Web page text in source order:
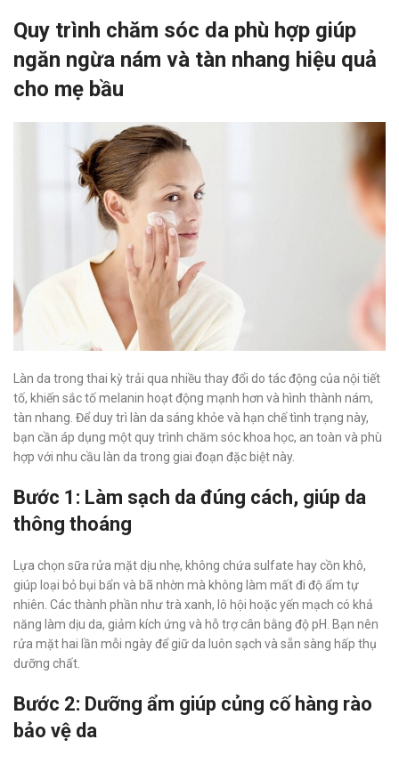
Quy trình chăm sóc da phù hợp giúp
ngăn ngừa nám và tàn nhang hiệu quả
cho mẹ bầu
Làn da trong thai kỳ trải qua nhiều thay đổi do tác động của nội tiết
tố, khiến sắc tố melanin hoạt động mạnh hơn và hình thành nám,
tàn nhang. Để duy trì làn da sáng khỏe và hạn chế tình trạng này,
bạn cần áp dụng một quy trình chăm sóc khoa học, an toàn và phù
hợp với nhu cầu làn da trong giai đoạn đặc biệt này.
Bước 1: Làm sạch da đúng cách, giúp da
thông thoáng
Lựa chọn sữa rửa mặt dịu nhẹ, không chứa sulfate hay cồn khô,
giúp loại bỏ bụi bẩn và bã nhờn mà không làm mất đi độ ẩm tự
nhiên. Các thành phần như trà xanh, lô hội hoặc yến mạch có khả
năng làm dịu da, giảm kích ứng và hỗ trợ cân bằng độ pH. Bạn nên
rửa mặt hai lần mỗi ngày để giữ da luôn sạch và sẵn sàng hấp thụ
dưỡng chất.
Bước 2: Dưỡng ẩm giúp củng cố hàng rào
bảo vệ da